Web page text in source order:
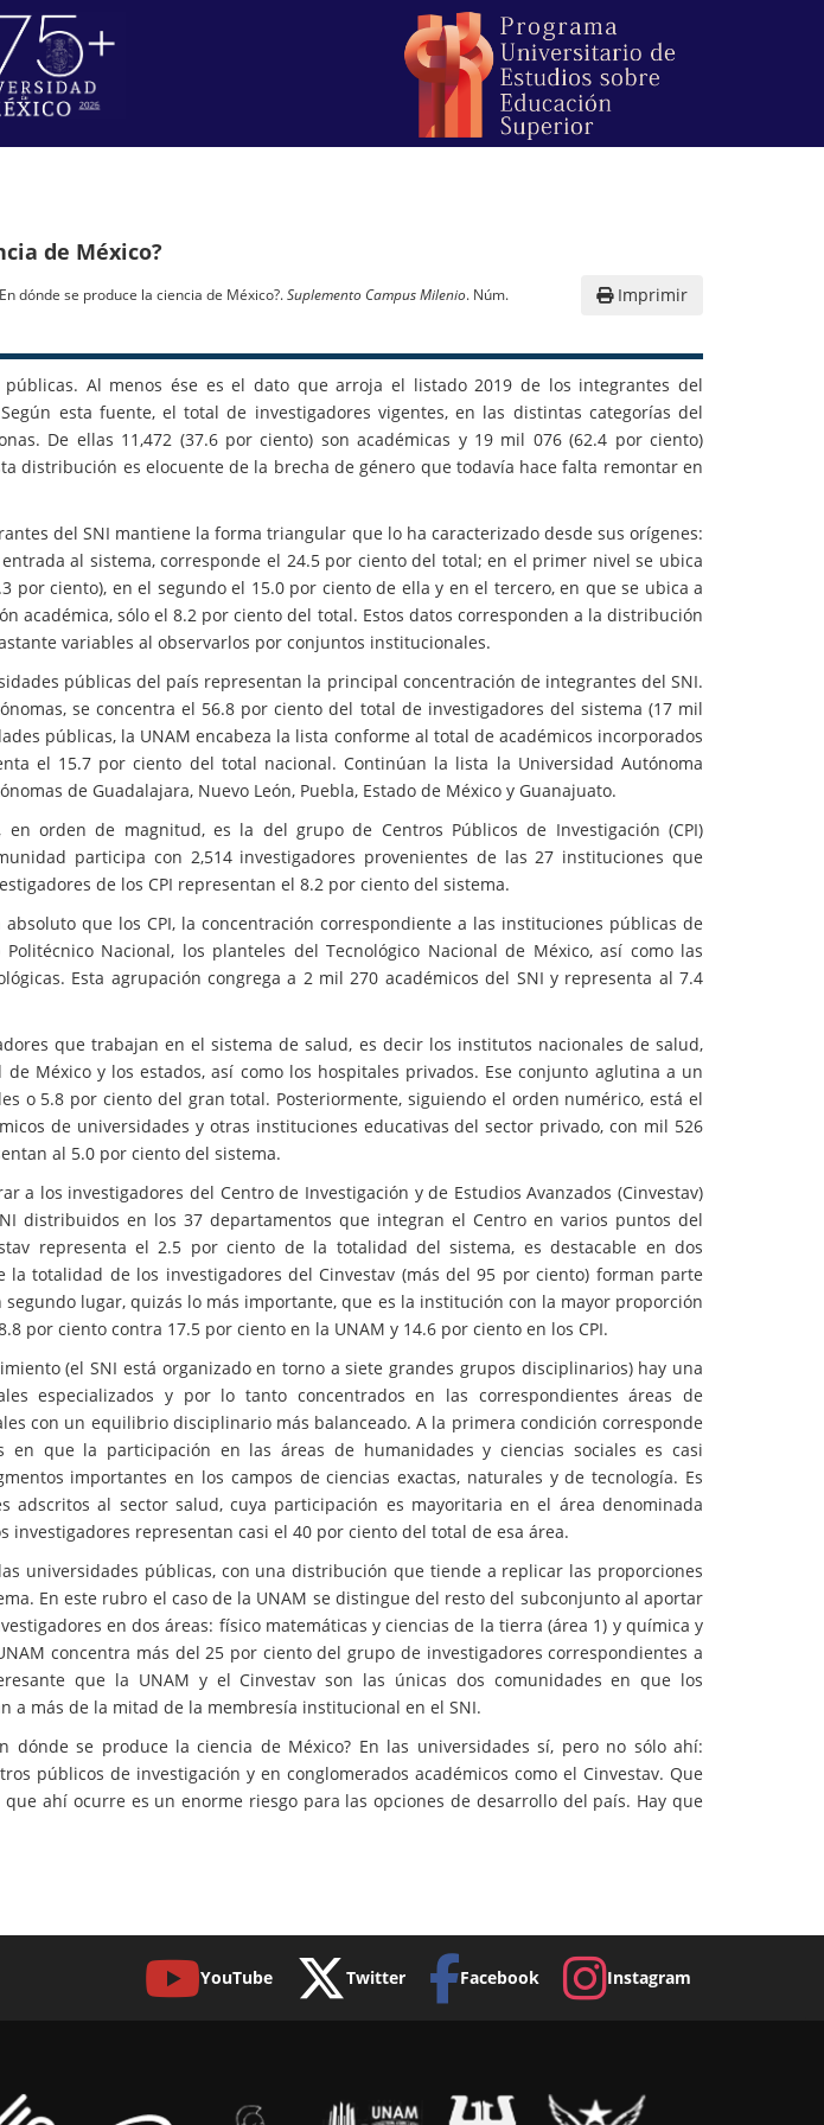
de México?
dónde se produce la ciencia de México?.Suplemento Campus Milenio. Núm. Imprimir
Al menos ése es el dato que arroja el listado 2019 de los integrantes del
esta fuente, el total de investigadores vigentes, en las distintas categorías del
De ellas 11,472 (37.6 por ciento) son académicas y 19 mil 076 (62.4 por ciento)
distribución es elocuente de la brecha de género que todavía hace falta remontar en
del SNI mantiene la forma triangular que lo ha caracterizado desde sus orígenes:
al sistema, corresponde el 24.5 por ciento del total; en el primer nivel se ubica
por ciento), en el segundo el 15.0 por ciento de ella y en el tercero, en que se ubica a
académica, sólo el 8.2 por ciento del total. Estos datos corresponden a la distribución
variables al observarlos por conjuntos institucionales.
públicas del país representan la principal concentración de integrantes del SNI.
se concentra el 56.8 por ciento del total de investigadores del sistema (17 mil
públicas, la UNAM encabeza la lista conforme al total de académicos incorporados
el 15.7 por ciento del total nacional. Continúan la lista la Universidad Autónoma
de Guadalajara, Nuevo León, Puebla, Estado de México y Guanajuato.
en orden de magnitud, es la del grupo de Centros Públicos de Investigación (CPI)
participa con 2,514 investigadores provenientes de las 27 instituciones que
de los CPI representan el 8.2 por ciento del sistema.
que los CPI, la concentración correspondiente a las instituciones públicas de
Nacional, los planteles del Tecnológico Nacional de México, así como las
Esta agrupación congrega a 2 mil 270 académicos del SNI y representa al 7.4
que trabajan en el sistema de salud, es decir los institutos nacionales de salud,
México y los estados, así como los hospitales privados. Ese conjunto aglutina a un
o 5.8 por ciento del gran total. Posteriormente, siguiendo el orden numérico, está el
de universidades y otras instituciones educativas del sector privado, con mil 526
al 5.0 por ciento del sistema.
a los investigadores del Centro de Investigación y de Estudios Avanzados (Cinvestav)
distribuidos en los 37 departamentos que integran el Centro en varios puntos del
representa el 2.5 por ciento de la totalidad del sistema, es destacable en dos
la totalidad de los investigadores del Cinvestav (más del 95 por ciento) forman parte
segundo lugar, quizás lo más importante, que es la institución con la mayor proporción
por ciento contra 17.5 por ciento en la UNAM y 14.6 por ciento en los CPI.
(el SNI está organizado en torno a siete grandes grupos disciplinarios) hay una
especializados y por lo tanto concentrados en las correspondientes áreas de
con un equilibrio disciplinario más balanceado. A la primera condición corresponde
en que la participación en las áreas de humanidades y ciencias sociales es casi
importantes en los campos de ciencias exactas, naturales y de tecnología. Es
adscritos al sector salud, cuya participación es mayoritaria en el área denominada
investigadores representan casi el 40 por ciento del total de esa área.
universidades públicas, con una distribución que tiende a replicar las proporciones
En este rubro el caso de la UNAM se distingue del resto del subconjunto al aportar
en dos áreas: físico matemáticas y ciencias de la tierra (área 1) y química y
concentra más del 25 por ciento del grupo de investigadores correspondientes a
que la UNAM y el Cinvestav son las únicas dos comunidades en que los
a más de la mitad de la membresía institucional en el SNI.
dónde se produce la ciencia de México? En las universidades sí, pero no sólo ahí:
públicos de investigación y en conglomerados académicos como el Cinvestav. Que
ahí ocurre es un enorme riesgo para las opciones de desarrollo del país. Hay que
YouTube Twitter Facebook Instagram